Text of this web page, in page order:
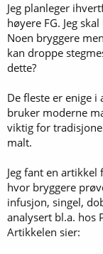
Jeg planleger
høyere FG. Jeg
Noen bryggere
kan droppe
dette?
De fleste er enige i
bruker moderne
viktig for
malt.
Jeg fant en
hvor bryggere
infusjon, singel,
analysert bl.a. hos
Artikkelen sier: